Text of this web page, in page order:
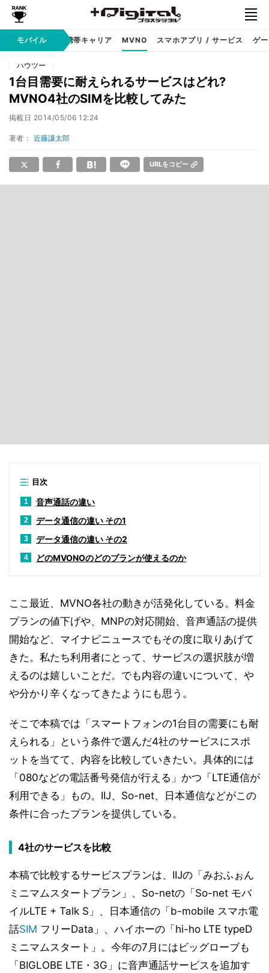
モバイル
Android 携帯キャリア MVNO スマホアプリ / サービス ゲ
ハウツー
1台目需要に耐えられるサービスはどれ?
MVNO4社のSIMを比較してみた
掲載日 2014/05/06 12:24
著者： 近藤謙太郎
URLをコピー
目次
1 音声通話の違い
2 データ通信の違い その1
3 データ通信の違い その2
4 どのMVONOのどのプランが使えるのか
ここ最近、MVNO各社の動きが活発化している。料金
プランの値下げや、MNPの対応開始、音声通話の提供
開始など、マイナビニュースでもその度に取りあげて
きた。私たち利用者にとって、サービスの選択肢が増
えるのは嬉しいことだ。でも内容の違いについて、や
や分かり辛くなってきたようにも思う。
そこで本稿では「スマートフォンの1台目の需要にも耐
えられる」という条件で選んだ4社のサービスにスポ
ットを当てて、内容を比較していきたい。具体的には
「080などの電話番号発信が行える」かつ「LTE通信が
利用できる」もの。IIJ、So-net、日本通信などがこの
条件に合ったプランを提供している。
4社のサービスを比較
本稿で比較するサービスプランは、IIJの「みおふぉん
ミニマムスタートプラン」、So-netの「So-net モバ
イルLTE + Talk S」、日本通信の「b-mobile スマホ電
話SIM フリーData」、ハイホーの「hi-ho LTE typeD
ミニマムスタート」。今年の7月にはビッグローブも
「BIGLOBE LTE・3G」に音声通話サービスを追加す